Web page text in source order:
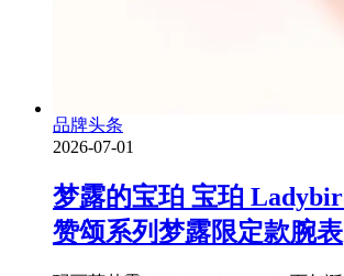
品牌头条
2026-07-01
梦露的宝珀 宝珀
赞颂系列梦露限定款腕表